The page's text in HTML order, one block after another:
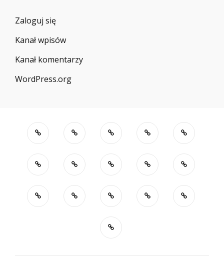
Zaloguj się
Kanał wpisów
Kanał komentarzy
WordPress.org